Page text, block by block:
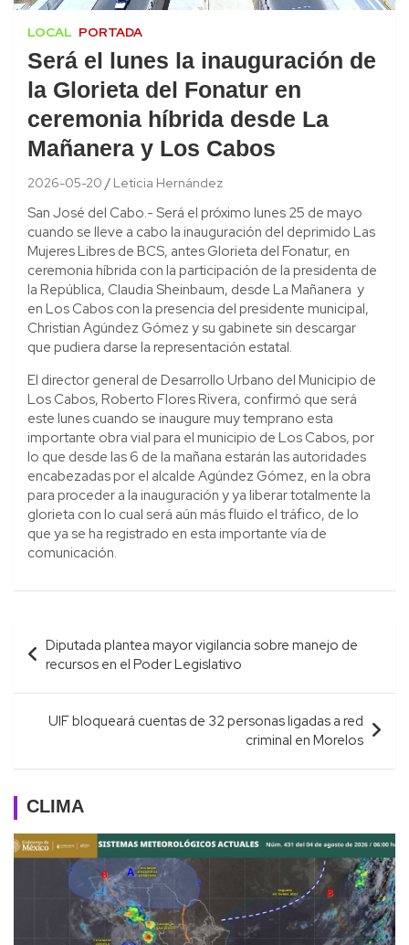
LOCAL PORTADA
Será el lunes la inauguración de
la Glorieta del Fonatur en
ceremonia híbrida desde La
Mañanera y Los Cabos
2026-05-20 Leticia Hernández
San José del Cabo.- Será el próximo lunes 25 de mayo
cuando se lleve a cabo la inauguración del deprimido Las
Mujeres Libres de BCS, antes Glorieta del Fonatur, en
ceremonia híbrida con la participación de la presidenta de
la República, Claudia Sheinbaum, desde La Mañanera y
en Los Cabos con la presencia del presidente municipal,
Christian Agúndez Gómez y su gabinete sin descargar
que pudiera darse la representación estatal.
El director general de Desarrollo Urbano del Municipio de
Los Cabos, Roberto Flores Rivera, confirmó que será
este lunes cuando se inaugure muy temprano esta
importante obra vial para el municipio de Los Cabos, por
lo que desde las 6 de la mañana estarán las autoridades
encabezadas por el alcalde Agúndez Gómez, en la obra
para proceder a la inauguración y ya liberar totalmente la
glorieta con lo cual será aún más fluido el tráfico, de lo
que ya se ha registrado en esta importante vía de
comunicación.
Navegación
de
entradas
Diputada plantea mayor vigilancia sobre manejo de
recursos en el Poder Legislativo
UIF bloqueará cuentas de 32 personas ligadas a red
criminal en Morelos
CLIMA